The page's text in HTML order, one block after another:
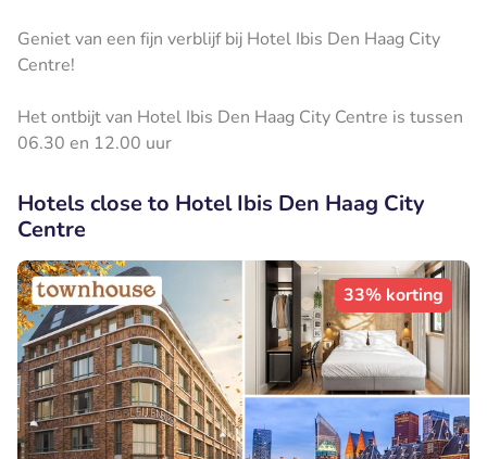
Geniet van een fijn verblijf bij Hotel Ibis Den Haag City
Centre!
Het ontbijt van ​Hotel Ibis Den Haag City Centre is tussen
06.30 en 12.00 uur
Hotels close to Hotel Ibis Den Haag City
Centre
33% korting